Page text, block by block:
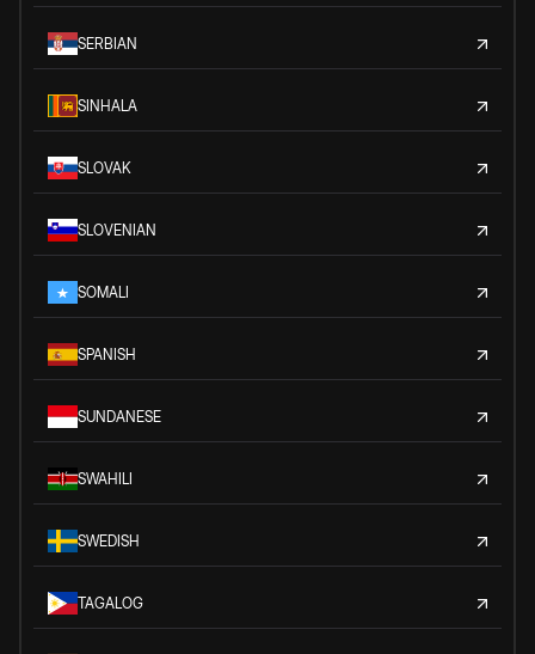
SERBIAN
SINHALA
SLOVAK
SLOVENIAN
SOMALI
SPANISH
SUNDANESE
SWAHILI
SWEDISH
TAGALOG